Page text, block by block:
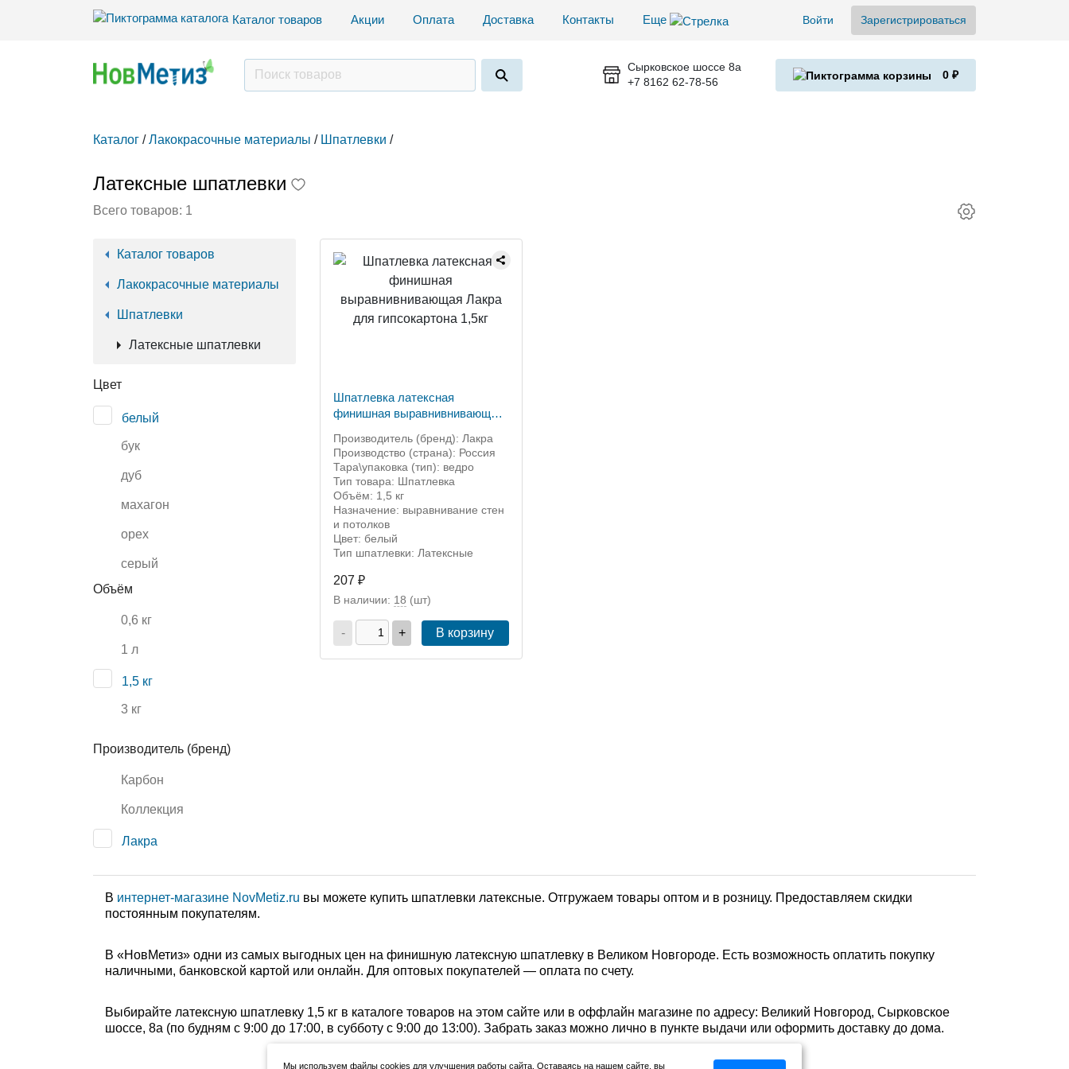
Каталог товаров Акции Оплата Доставка Контакты Еще Войти Зарегистрироваться
Сырковское шоссе 8а
+7 8162 62-78-56
0 ₽
Каталог / Лакокрасочные материалы / Шпатлевки /
Латексные шпатлевки
Всего товаров: 1
Каталог товаров
Лакокрасочные материалы
Шпатлевки
Латексные шпатлевки
Цвет
белый
бук
дуб
махагон
орех
серый
сосна
Объём
0,6 кг
1 л
1,5 кг
3 кг
Производитель (бренд)
Карбон
Коллекция
Лакра
Шпатлевка латексная
финишная выравнивнивающая
Производитель (бренд): Лакра
Производство (страна): Россия
Тара\упаковка (тип): ведро
Тип товара: Шпатлевка
Объём: 1,5 кг
Назначение: выравнивание стен
и потолков
Цвет: белый
Тип шпатлевки: Латексные
207 ₽
В наличии: 18 (шт)
- + В корзину
В интернет-магазине NovMetiz.ru вы можете купить шпатлевки латексные. Отгружаем товары оптом и в розницу. Предоставляем скидки
постоянным покупателям.
В «НовМетиз» одни из самых выгодных цен на финишную латексную шпатлевку в Великом Новгороде. Есть возможность оплатить покупку
наличными, банковской картой или онлайн. Для оптовых покупателей — оплата по счету.
Выбирайте латексную шпатлевку 1,5 кг в каталоге товаров на этом сайте или в оффлайн магазине по адресу: Великий Новгород, Сырковское
шоссе, 8а (по будням с 9:00 до 17:00, в субботу с 9:00 до 13:00). Забрать заказ можно лично в пункте выдачи или оформить доставку до дома.
Мы используем файлы cookies для улучшения работы сайта. Оставаясь на нашем сайте, вы